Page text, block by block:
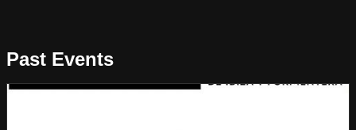
Past Events